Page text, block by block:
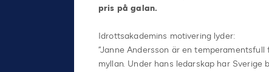
pris på galan.
Idrottsakademins motivering lyder:
”Janne Andersson är en
myllan. Under hans ledarskap har Sverige